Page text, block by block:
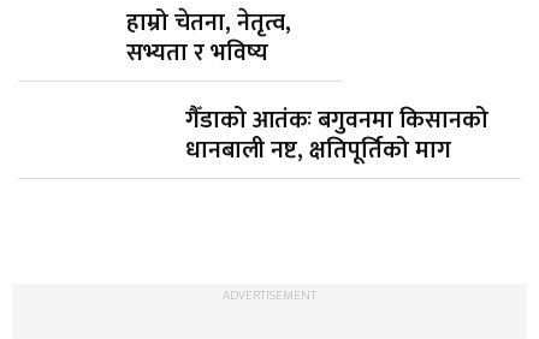
हाम्रो चेतना, नेतृत्व,
सभ्यता र भविष्य
गैँडाको आतंकः बगुवनमा किसानको
धानबाली नष्ट, क्षतिपूर्तिको माग
ADVERTISEMENT